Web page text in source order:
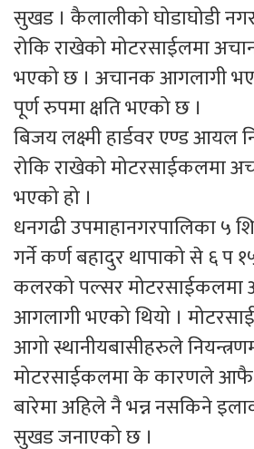
सुखड । कैलालीको घोडाघोडी
रोकि राखेको मोटरसाईलमा
भएको छ । अचानक आगलागी
पूर्ण रुपमा क्षति भएको छ ।
बिजय लक्ष्मी हार्डवर एण्ड आयल
रोकि राखेको मोटरसाईकलमा
भएको हो ।
धनगढी उपमाहानगरपालिका ५
गर्ने कर्ण बहादुर थापाको से ६ प
कलरको पल्सर
आगलागी भएको थियो ।
आगो स्थानीयबासीहरुले
मोटरसाईकलमा के कारणले आफै
बारेमा अहिले नै भन्न नसकिने
सुखड जनाएको छ ।